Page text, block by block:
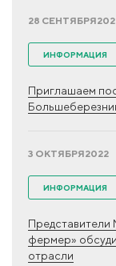
28 СЕНТЯБРЯ
ИНФОРМАЦИЯ
Приглашаем
3 ОКТЯБРЯ2022
ИНФОРМАЦИЯ
Представители
фермер»
отрасли